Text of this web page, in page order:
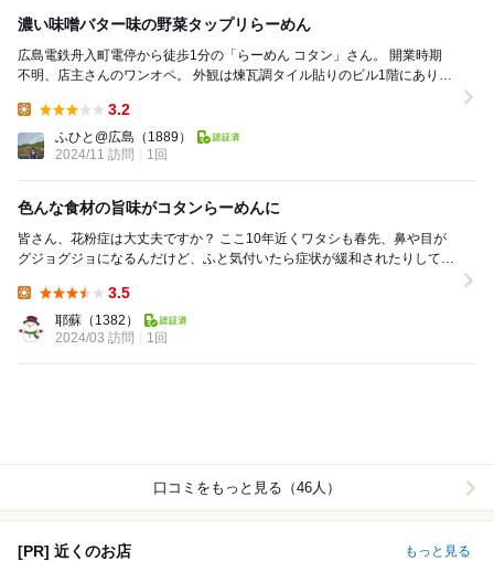
濃い味噌バター味の野菜タップリらーめん
広島電鉄舟入町電停から徒歩1分の「らーめん コタン」さん。 開業時期
不明、店主さんのワンオペ。 外観は煉瓦調タイル貼りのビル1階にあり、
3.2
ふひと@広島 （1889）
2024/11 訪問
1回
色んな食材の旨味がコタンらーめんに
皆さん、花粉症は大丈夫ですか？ ここ10年近くワタシも春先、鼻や目が
グジョグジョになるんだけど、ふと気付いたら症状が緩和されたりして
3.5
耶蘇 （1382）
2024/03 訪問
1回
口コミをもっと見る（46人）
[PR] 近くのお店 もっと見る